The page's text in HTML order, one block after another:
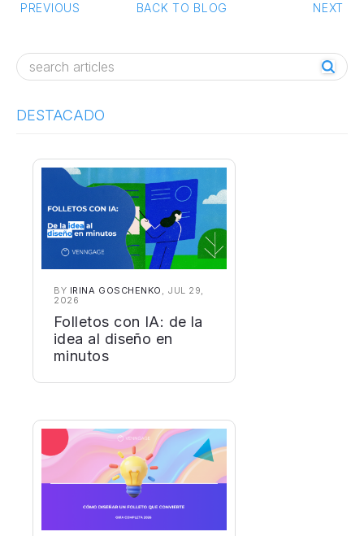
PREVIOUS BACK TO BLOG NEXT
DESTACADO
BY IRINA GOSCHENKO , JUL 29,
2026
Folletos con IA: de la
idea al diseño en
minutos